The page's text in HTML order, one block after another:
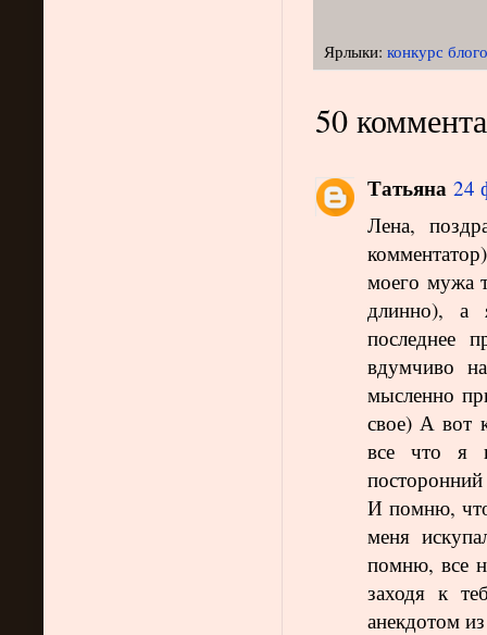
Ярлыки: конкурс
50
Татьяна 24
Лена,
моего мужа
длинно), а
последнее
вдумчиво
мысленно
свое) А вот
все что я
И помню, что
меня
помню, все
заходя к
анекдотом